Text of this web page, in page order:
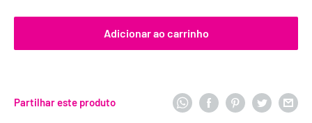
Adicionar ao carrinho
Partilhar este produto